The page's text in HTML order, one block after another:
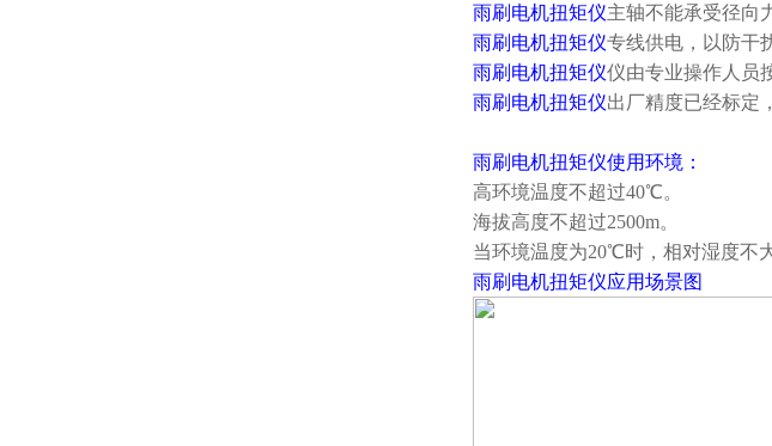
雨刷电机扭矩仪主轴不能承受径向
雨刷电机扭矩仪专线供电，以防干
雨刷电机扭矩仪仪由专业操作人员
雨刷电机扭矩仪出厂精度已经标定
雨刷电机扭矩仪使用环境：
高环境温度不超过40℃。
海拔高度不超过2500m。
当环境温度为20℃时，相对湿度不大
雨刷电机扭矩仪应用场景图